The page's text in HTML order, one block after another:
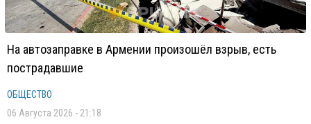
На автозаправке в Армении произошёл взрыв, есть
пострадавшие
ОБЩЕСТВО
06 Августа 2026 - 21:18